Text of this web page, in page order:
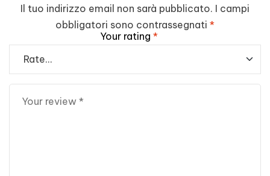
Il tuo indirizzo email non sarà pubblicato. I campi
obbligatori sono contrassegnati *
Your rating *